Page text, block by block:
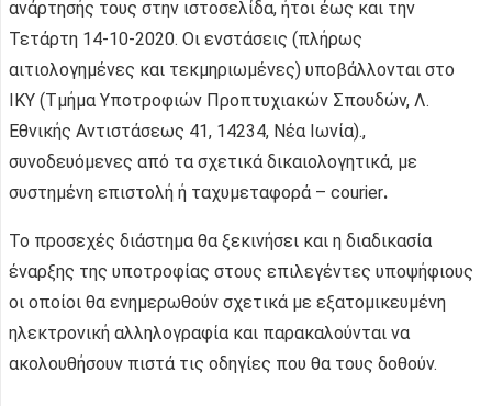
ανάρτησής τους στην ιστοσελίδα, ήτοι έως και την
Τετάρτη 14-10-2020. Οι ενστάσεις (πλήρως
αιτιολογημένες και τεκμηριωμένες) υποβάλλονται στο
ΙΚΥ (Τμήμα Υποτροφιών Προπτυχιακών Σπουδών, Λ.
Εθνικής Αντιστάσεως 41, 14234, Νέα Ιωνία).,
συνοδευόμενες από τα σχετικά δικαιολογητικά, με
συστημένη επιστολή ή ταχυμεταφορά – courier.
Το προσεχές διάστημα θα ξεκινήσει και η διαδικασία
έναρξης της υποτροφίας στους επιλεγέντες υποψήφιους
οι οποίοι θα ενημερωθούν σχετικά με εξατομικευμένη
ηλεκτρονική αλληλογραφία και παρακαλούνται να
ακολουθήσουν πιστά τις οδηγίες που θα τους δοθούν.